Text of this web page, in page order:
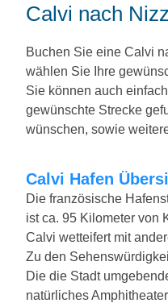
Calvi nach
Buchen Sie eine Calvi
wählen Sie Ihre
Sie können auch
gewünschte Strecke
wünschen, sowie
Calvi Hafen
Die französische
ist ca. 95 Kilometer von
Calvi wetteifert mit
Zu den
Die die Stadt
natürliches